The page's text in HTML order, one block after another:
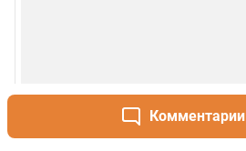
Комментарии